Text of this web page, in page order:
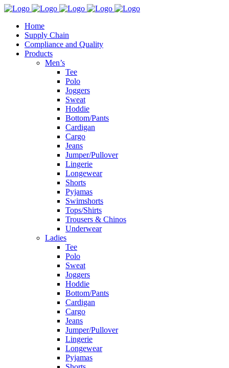
Home
Supply Chain
Compliance and Quality
Products
Men’s
Tee
Polo
Joggers
Sweat
Hoddie
Bottom/Pants
Cardigan
Cargo
Jeans
Jumper/Pullover
Lingerie
Longewear
Shorts
Pyjamas
Swimshorts
Tops/Shirts
Trousers & Chinos
Underwear
Ladies
Tee
Polo
Sweat
Joggers
Hoddie
Bottom/Pants
Cardigan
Cargo
Jeans
Jumper/Pullover
Lingerie
Longewear
Pyjamas